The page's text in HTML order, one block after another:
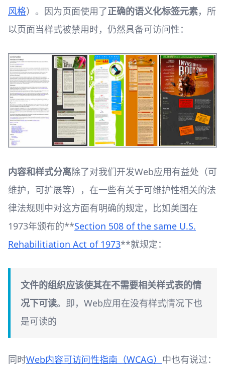
风格）。因为页面使用了正确的语义化标签元素，所
以页面当样式被禁用时，仍然具备可访问性：
内容和样式分离除了对我们开发Web应用有益处（可
维护，可扩展等），在一些有关于可维护性相关的法
律法规则中对这方面有明确的规定，比如美国在
1973年颁布的**Section 508 of the same U.S.
Rehabilitiation Act of 1973**就规定：
文件的组织应该使其在不需要相关样式表的情
况下可读。即，Web应用在没有样式情况下也
是可读的
同时Web内容可访问性指南（WCAG） 中也有说过：